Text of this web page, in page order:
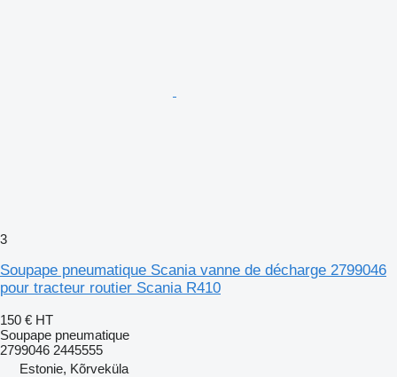
3
Soupape pneumatique Scania vanne de décharge 2799046
pour tracteur routier Scania R410
150 € HT
Soupape pneumatique
2799046 2445555
Estonie, Kõrveküla